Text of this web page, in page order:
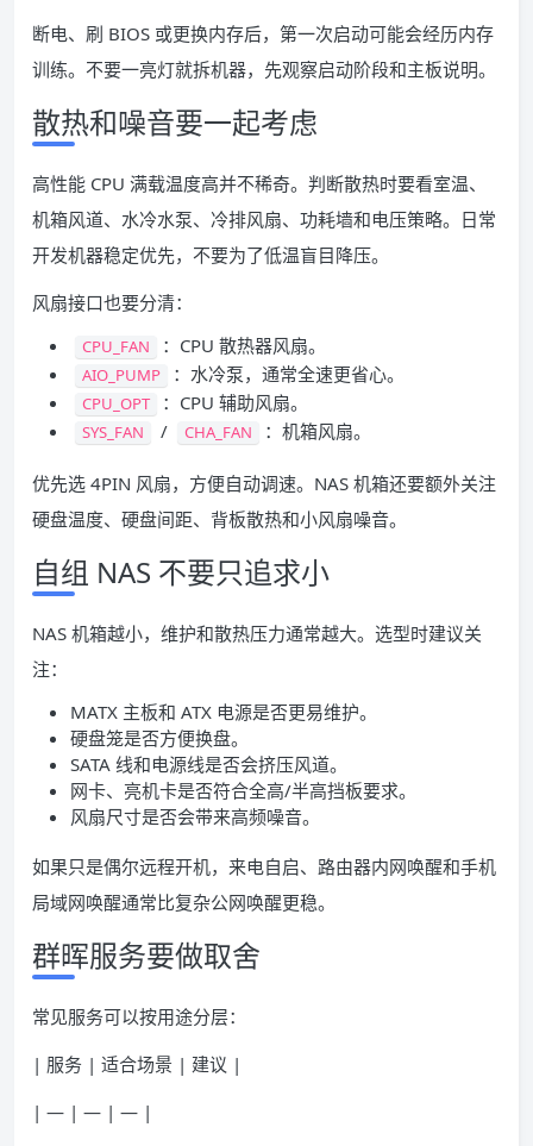
断电、刷 BIOS 或更换内存后，第一次启动可能会经历内存
训练。不要一亮灯就拆机器，先观察启动阶段和主板说明。
散热和噪音要一起考虑
高性能 CPU 满载温度高并不稀奇。判断散热时要看室温、
机箱风道、水冷水泵、冷排风扇、功耗墙和电压策略。日常
开发机器稳定优先，不要为了低温盲目降压。
风扇接口也要分清：
CPU_FAN ：CPU 散热器风扇。
AIO_PUMP ：水冷泵，通常全速更省心。
CPU_OPT ：CPU 辅助风扇。
SYS_FAN / CHA_FAN ：机箱风扇。
优先选 4PIN 风扇，方便自动调速。NAS 机箱还要额外关注
硬盘温度、硬盘间距、背板散热和小风扇噪音。
自组 NAS 不要只追求小
NAS 机箱越小，维护和散热压力通常越大。选型时建议关
注：
MATX 主板和 ATX 电源是否更易维护。
硬盘笼是否方便换盘。
SATA 线和电源线是否会挤压风道。
网卡、亮机卡是否符合全高/半高挡板要求。
风扇尺寸是否会带来高频噪音。
如果只是偶尔远程开机，来电自启、路由器内网唤醒和手机
局域网唤醒通常比复杂公网唤醒更稳。
群晖服务要做取舍
常见服务可以按用途分层：
| 服务 | 适合场景 | 建议 |
| — | — | — |